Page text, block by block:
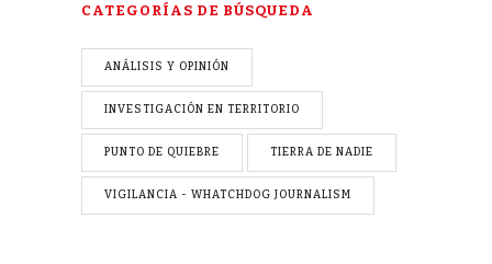
CATEGORÍAS DE BÚSQUEDA
ANÁLISIS Y OPINIÓN
INVESTIGACIÓN EN TERRITORIO
PUNTO DE QUIEBRE TIERRA DE NADIE
VIGILANCIA - WHATCHDOG JOURNALISM